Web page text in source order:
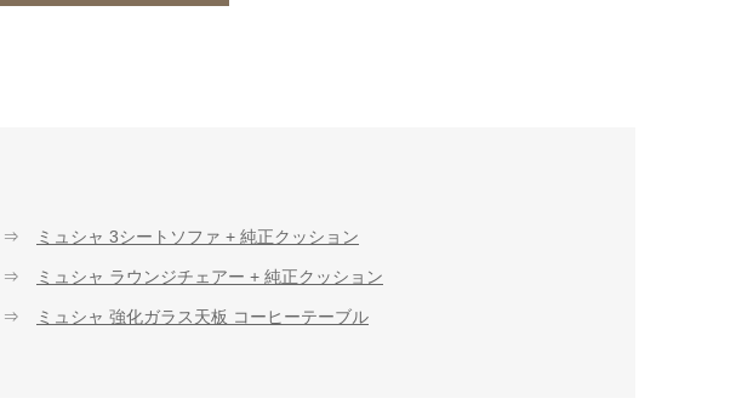
⇒ ミュシャ 3シートソファ + 純正クッション
⇒ ミュシャ ラウンジチェアー + 純正クッション
⇒ ミュシャ 強化ガラス天板 コーヒーテーブル